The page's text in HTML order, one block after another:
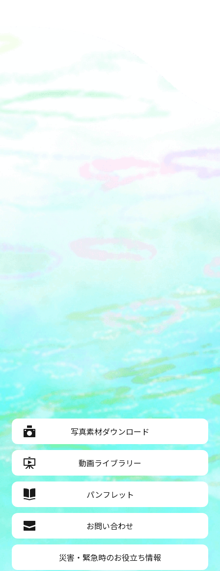
写真素材ダウンロード
動画ライブラリー
パンフレット
お問い合わせ
災害・緊急時のお役立ち情報